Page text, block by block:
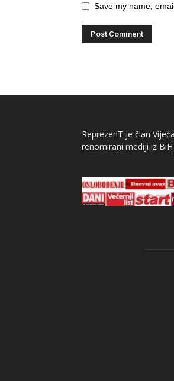
Save my name,
ReprezenT je član
renomirani mediji iz